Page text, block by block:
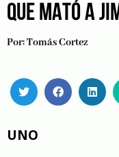
QUE MATÓ A
Por:Tomás Cortez
UNO